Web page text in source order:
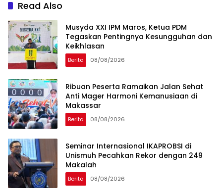
Read Also
Musyda XXI IPM Maros, Ketua PDM
Tegaskan Pentingnya Kesungguhan dan
Keikhlasan
Berita 08/08/2026
Ribuan Peserta Ramaikan Jalan Sehat
Anti Mager Harmoni Kemanusiaan di
Makassar
Berita 08/08/2026
Seminar Internasional IKAPROBSI di
Unismuh Pecahkan Rekor dengan 249
Makalah
Berita 08/08/2026